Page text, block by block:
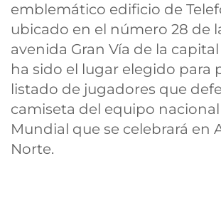
emblemático edificio de
ubicado en el número 28 de
avenida Gran Vía de la
ha sido el lugar elegido para
listado de jugadores que
camiseta del equipo
Mundial que se celebrará en
Norte.